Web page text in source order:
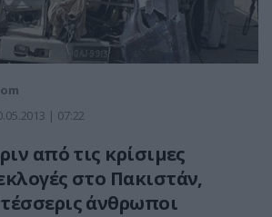
| 07:22
από τις κρίσιμες
στο Πακιστάν,
άνθρωποι